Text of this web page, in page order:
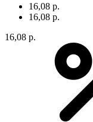
16,08 р.
16,08 р.
16,08 р.